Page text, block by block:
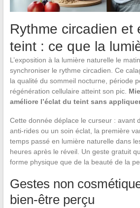
Rythme circadien et
teint : ce que la
L’exposition à la lumière naturelle le
synchroniser le rythme circadien. Ce
la qualité du sommeil nocturne, période
régénération cellulaire atteint son pic.
améliore l’éclat du teint sans
Cette donnée déplace le curseur : avant
anti-rides ou un soin éclat, la première
temps passé en lumière naturelle dans
heures après le réveil. Un geste gratuit
forme physique que de la beauté de la
Gestes non
bien-être perçu